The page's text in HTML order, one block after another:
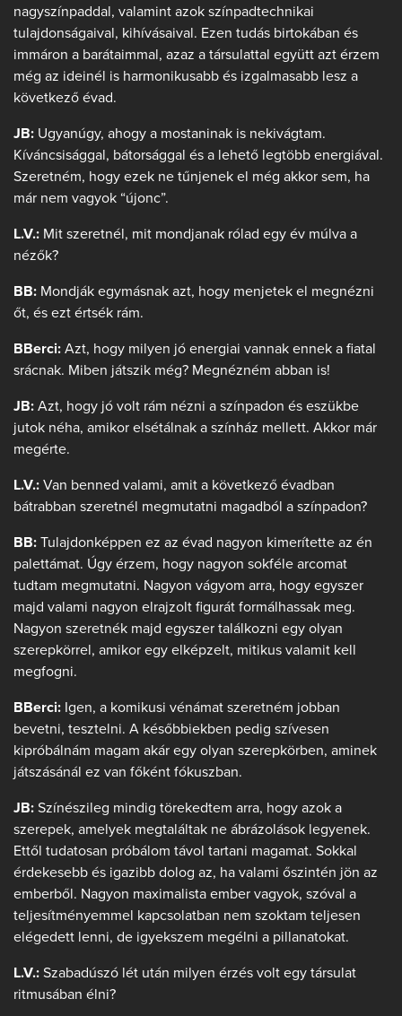
nagyszínpaddal, valamint azok színpadtechnikai
tulajdonságaival, kihívásaival. Ezen tudás birtokában és
immáron a barátaimmal, azaz a társulattal együtt azt érzem
még az ideinél is harmonikusabb és izgalmasabb lesz a
következő évad.
JB: Ugyanúgy, ahogy a mostaninak is nekivágtam.
Kíváncsisággal, bátorsággal és a lehető legtöbb energiával.
Szeretném, hogy ezek ne tűnjenek el még akkor sem, ha
már nem vagyok “újonc”.
L.V.: Mit szeretnél, mit mondjanak rólad egy év múlva a
nézők?
BB: Mondják egymásnak azt, hogy menjetek el megnézni
őt, és ezt értsék rám.
BBerci: Azt, hogy milyen jó energiai vannak ennek a fiatal
srácnak. Miben játszik még? Megnézném abban is!
JB: Azt, hogy jó volt rám nézni a színpadon és eszükbe
jutok néha, amikor elsétálnak a színház mellett. Akkor már
megérte.
L.V.: Van benned valami, amit a következő évadban
bátrabban szeretnél megmutatni magadból a színpadon?
BB: Tulajdonképpen ez az évad nagyon kimerítette az én
palettámat. Úgy érzem, hogy nagyon sokféle arcomat
tudtam megmutatni. Nagyon vágyom arra, hogy egyszer
majd valami nagyon elrajzolt figurát formálhassak meg.
Nagyon szeretnék majd egyszer találkozni egy olyan
szerepkörrel, amikor egy elképzelt, mitikus valamit kell
megfogni.
BBerci: Igen, a komikusi vénámat szeretném jobban
bevetni, tesztelni. A későbbiekben pedig szívesen
kipróbálnám magam akár egy olyan szerepkörben, aminek
játszásánál ez van főként fókuszban.
JB: Színészileg mindig törekedtem arra, hogy azok a
szerepek, amelyek megtaláltak ne ábrázolások legyenek.
Ettől tudatosan próbálom távol tartani magamat. Sokkal
érdekesebb és igazibb dolog az, ha valami őszintén jön az
emberből. Nagyon maximalista ember vagyok, szóval a
teljesítményemmel kapcsolatban nem szoktam teljesen
elégedett lenni, de igyekszem megélni a pillanatokat.
L.V.: Szabadúszó lét után milyen érzés volt egy társulat
ritmusában élni?